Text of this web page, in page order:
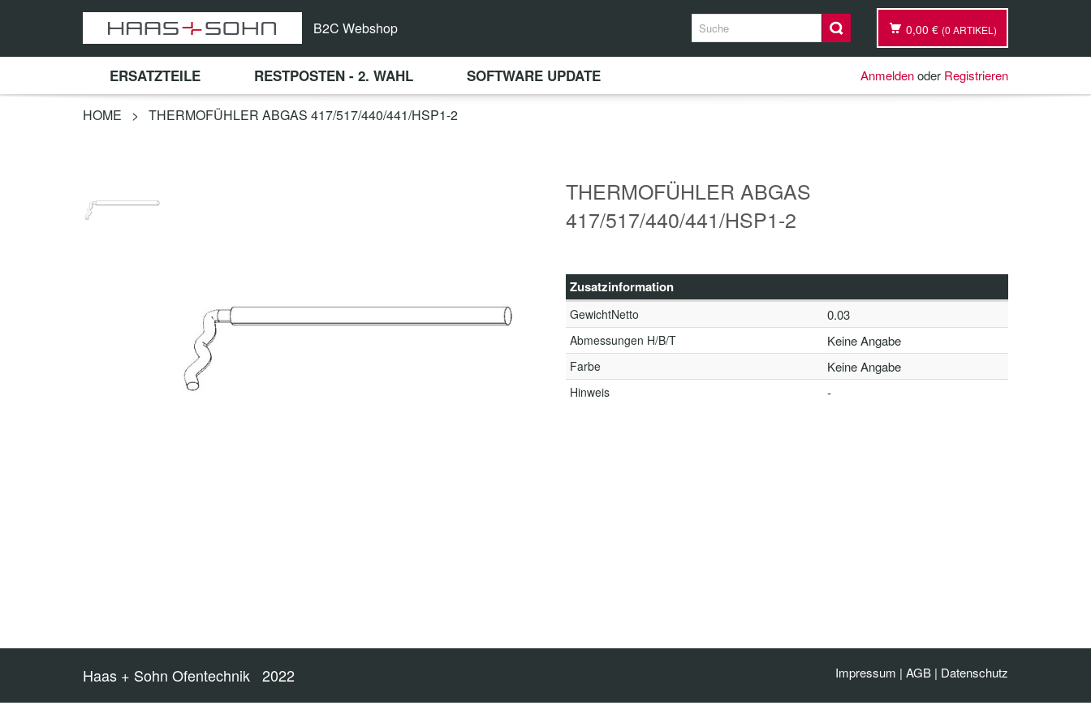
B2C Webshop 0,00 € (0 ARTIKEL)
ERSATZTEILE RESTPOSTEN - 2. WAHL SOFTWARE UPDATE Anmeldenoder Registrieren
HOME > THERMOFÜHLER ABGAS 417/517/440/441/HSP1-2
THERMOFÜHLER ABGAS
417/517/440/441/HSP1-2
Zusatzinformation
GewichtNetto 0.03
Abmessungen H/B/T Keine Angabe
Farbe Keine Angabe
Hinweis -
Haas + Sohn Ofentechnik 2022 Impressum | AGB | Datenschutz